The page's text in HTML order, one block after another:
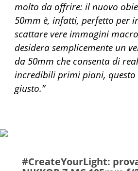
molto da offrire: il nuovo
50mm è, infatti, perfetto per
scattare vere immagini
desidera semplicemente un
da 50mm che consenta di
incredibili primi piani,
giusto.”
#CreateYourLight: